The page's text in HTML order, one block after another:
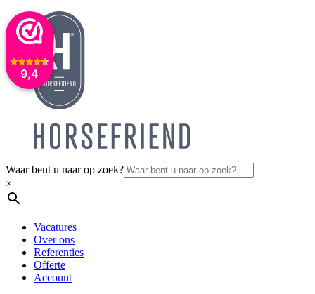
9,4
Waar bent u naar op zoek?
×
Vacatures
Over ons
Referenties
Offerte
Account